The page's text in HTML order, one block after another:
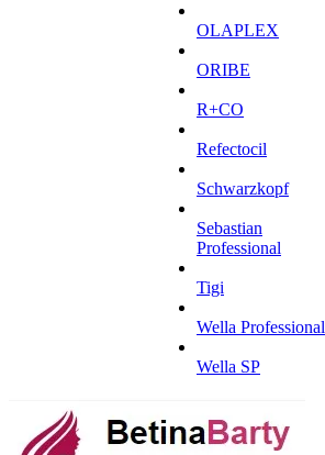
OLAPLEX
ORIBE
R+CO
Refectocil
Schwarzkopf
Sebastian
Professional
Tigi
Wella Professional
Wella SP